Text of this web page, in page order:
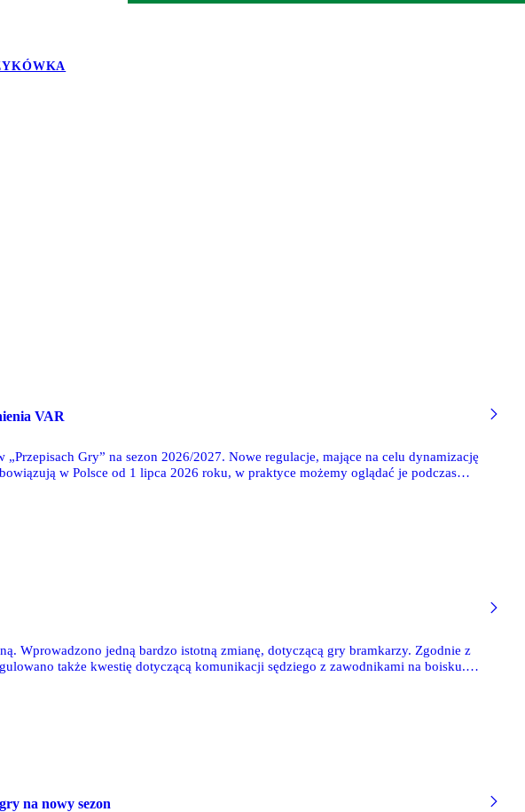
VAR
Gry” na sezon 2026/2027. Nowe regulacje, mające na celu dynamizację
w Polsce od 1 lipca 2026 roku, w praktyce możemy oglądać je podczas
Wprowadzono jedną bardzo istotną zmianę, dotyczącą gry bramkarzy. Zgodnie z
także kwestię dotyczącą komunikacji sędziego z zawodnikami na boisku.
na nowy sezon